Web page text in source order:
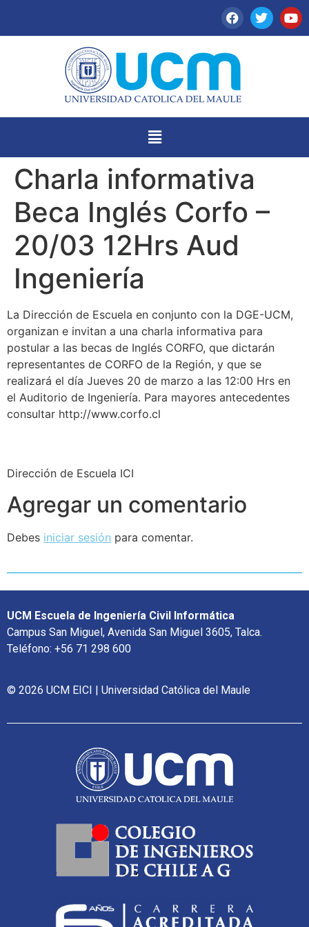
Charla informativa
Beca Inglés Corfo –
20/03 12Hrs Aud
Ingeniería
La Dirección de Escuela en conjunto con la DGE-UCM,
organizan e invitan a una charla informativa para
postular a las becas de Inglés CORFO, que dictarán
representantes de CORFO de la Región, y que se
realizará el día Jueves 20 de marzo a las 12:00 Hrs en
el Auditorio de Ingeniería. Para mayores antecedentes
consultar http://www.corfo.cl
Dirección de Escuela ICI
Agregar un comentario
Debes iniciar sesión para comentar.
UCM Escuela de Ingeniería Civil Informática
Campus San Miguel, Avenida San Miguel 3605, Talca.
Teléfono: +56 71 298 600
© 2026 UCM EICI | Universidad Católica del Maule